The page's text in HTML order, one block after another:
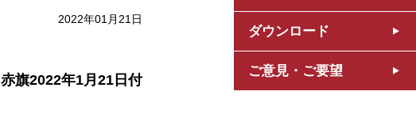
ダウンロード
ご意見・ご要望
2022年01月21日
赤旗2022年1月21日付